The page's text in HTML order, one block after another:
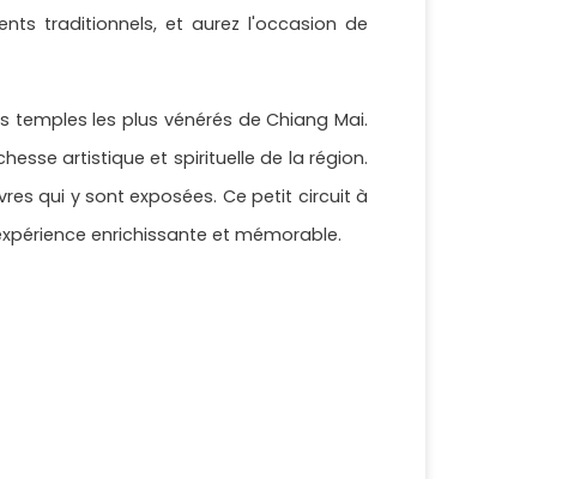
traditionnels, et aurez l'occasion de
temples les plus vénérés de Chiang Mai.
artistique et spirituelle de la région.
qui y sont exposées. Ce petit circuit à
enrichissante et mémorable.